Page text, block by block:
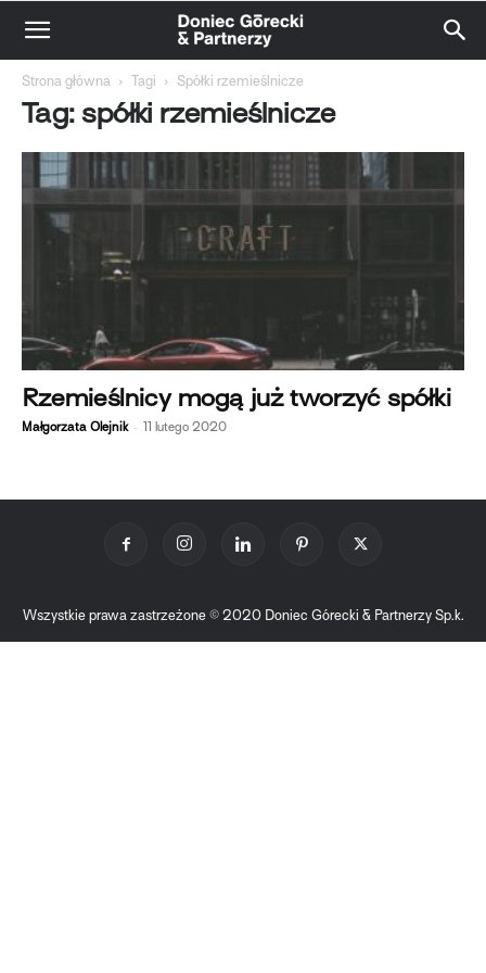
Strona główna Tagi Spółki rzemieślnicze
Tag: spółki rzemieślnicze
Rzemieślnicy mogą już tworzyć spółki
Małgorzata Olejnik - 11 lutego 2020
Wszystkie prawa zastrzeżone © 2020 Doniec Górecki & Partnerzy Sp.k.